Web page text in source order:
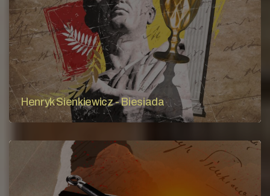
Henryk Sienkiewicz - Biesiada